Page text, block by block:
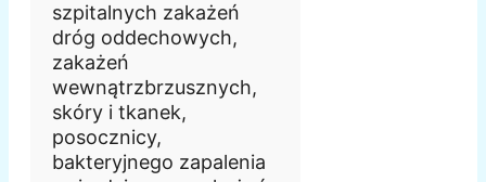
szpitalnych zakażeń
dróg oddechowych,
zakażeń
wewnątrzbrzusznych,
skóry i tkanek,
posocznicy,
bakteryjnego zapalenia